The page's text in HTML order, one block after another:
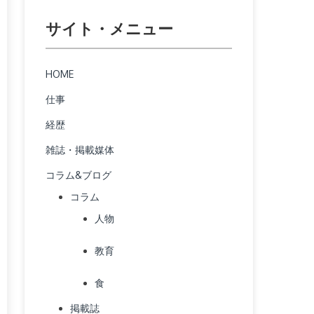
サイト・メニュー
HOME
仕事
経歴
雑誌・掲載媒体
コラム&ブログ
コラム
人物
教育
食
掲載誌